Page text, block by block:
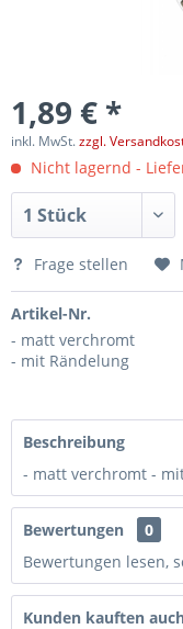
1,89 € *
inkl. MwSt.zzgl.
Nicht lagernd -
Frage stellen
Artikel-Nr.
- matt verchromt
- mit Rändelung
Beschreibung
- matt verchromt -
Bewertungen
0
Bewertungen lesen,
Kunden kauften